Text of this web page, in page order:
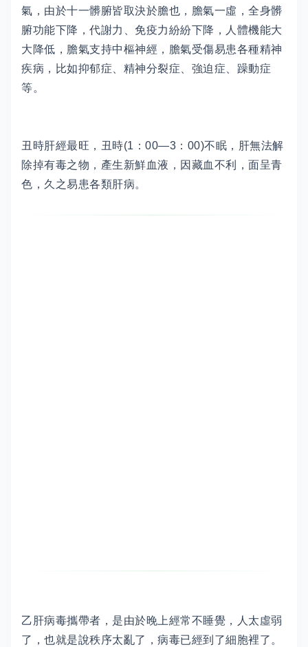
氣，由於十一髒腑皆取決於膽也，膽氣一虛，全身髒
腑功能下降，代謝力、免疫力紛紛下降，人體機能大
大降低，膽氣支持中樞神經，膽氣受傷易患各種精神
疾病，比如抑郁症、精神分裂症、強迫症、躁動症
等。
丑時肝經最旺，丑時(1：00—3：00)不眠，肝無法解
除掉有毒之物，產生新鮮血液，因藏血不利，面呈青
色，久之易患各類肝病。
乙肝病毒攜帶者，是由於晚上經常不睡覺，人太虛弱
了，也就是說秩序太亂了，病毒已經到了細胞裡了。